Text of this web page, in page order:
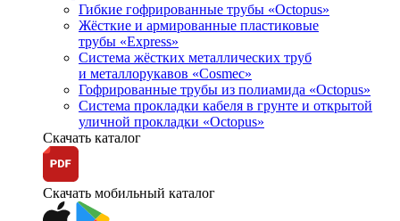
Гибкие гофрированные трубы «Octopus»
Жёсткие и армированные пластиковые
трубы «Express»
Система жёстких металлических труб
и металлорукавов «Cosmec»
Гофрированные трубы из полиамида «Octopus»
Система прокладки кабеля в грунте и открытой
уличной прокладки «Octopus»
Скачать каталог
Скачать мобильный каталог